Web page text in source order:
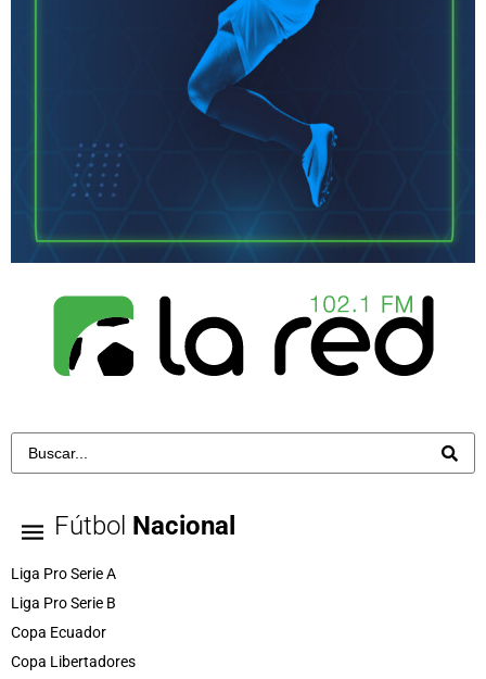
Fútbol Nacional
Liga Pro Serie A
Liga Pro Serie B
Copa Ecuador
Copa Libertadores